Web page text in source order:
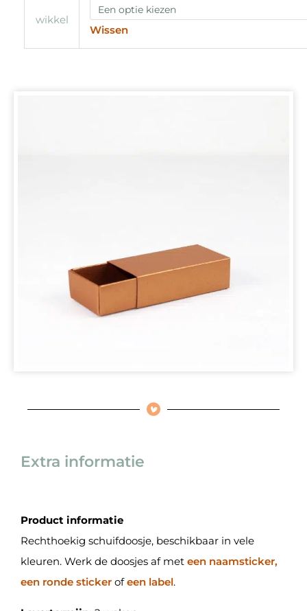
wikkel
Wissen
Extra informatie
Product informatie
Rechthoekig schuifdoosje, beschikbaar in vele
kleuren. Werk de doosjes af met een naamsticker,
een ronde sticker ofeen label.